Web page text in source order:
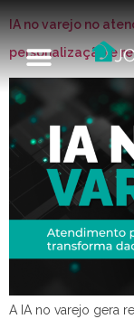
IA no varejo no
personalização e
A IA no varejo gera